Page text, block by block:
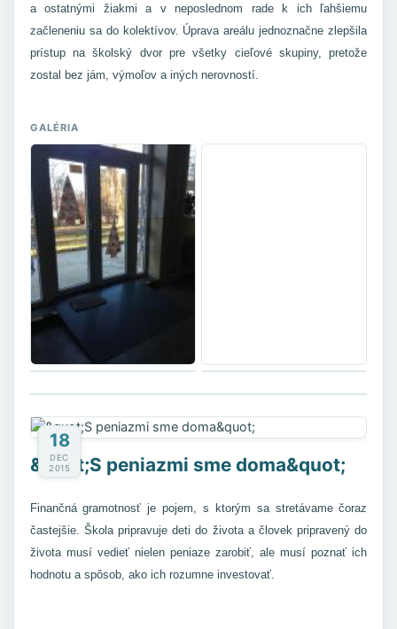
a ostatnými žiakmi a v neposlednom rade k ich ľahšiemu
začleneniu sa do kolektívov. Úprava areálu jednoznačne zlepšila
prístup na školský dvor pre všetky cieľové skupiny, pretože
zostal bez jám, výmoľov a iných nerovností.
GALÉRIA
18
DEC
2015
&quot;S peniazmi sme doma&quot;
Finančná gramotnosť je pojem, s ktorým sa stretávame čoraz
častejšie. Škola pripravuje deti do života a človek pripravený do
života musí vedieť nielen peniaze zarobiť, ale musí poznať ich
hodnotu a spôsob, ako ich rozumne investovať.